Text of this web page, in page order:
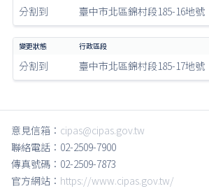
分割到 臺中市北區錦村段185-16地號
分割到 臺中市北區錦村段185-17地號
意見信箱： cipas@cipas.gov.tw
聯絡電話：02-2509-7900
傳真號碼：02-2509-7873
官方網站： https://www.cipas.gov.tw/